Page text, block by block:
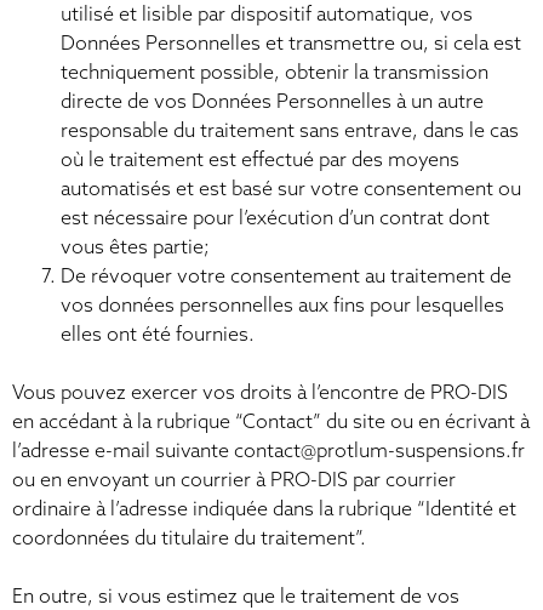
utilisé et lisible par dispositif automatique, vos
Données Personnelles et transmettre ou, si cela est
techniquement possible, obtenir la transmission
directe de vos Données Personnelles à un autre
responsable du traitement sans entrave, dans le cas
où le traitement est effectué par des moyens
automatisés et est basé sur votre consentement ou
est nécessaire pour l’exécution d’un contrat dont
vous êtes partie;
De révoquer votre consentement au traitement de
vos données personnelles aux fins pour lesquelles
elles ont été fournies.
Vous pouvez exercer vos droits à l’encontre de PRO-DIS
en accédant à la rubrique “Contact” du site ou en écrivant à
l’adresse e-mail suivante contact@protlum-suspensions.fr
ou en envoyant un courrier à PRO-DIS par courrier
ordinaire à l’adresse indiquée dans la rubrique “Identité et
coordonnées du titulaire du traitement”.
En outre, si vous estimez que le traitement de vos